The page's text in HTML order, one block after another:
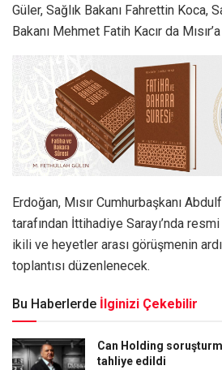
Güler, Sağlık Bakanı Fahrettin Koca,
Bakanı Mehmet Fatih Kacır da
Erdoğan, Mısır Cumhurbaşkanı
tarafından İttihadiye Sarayı’nda
ikili ve heyetler arası görüşmenin
toplantısı düzenlenecek.
Bu Haberlerde İlginizi Çekebilir
Can Holding
tahliye edildi